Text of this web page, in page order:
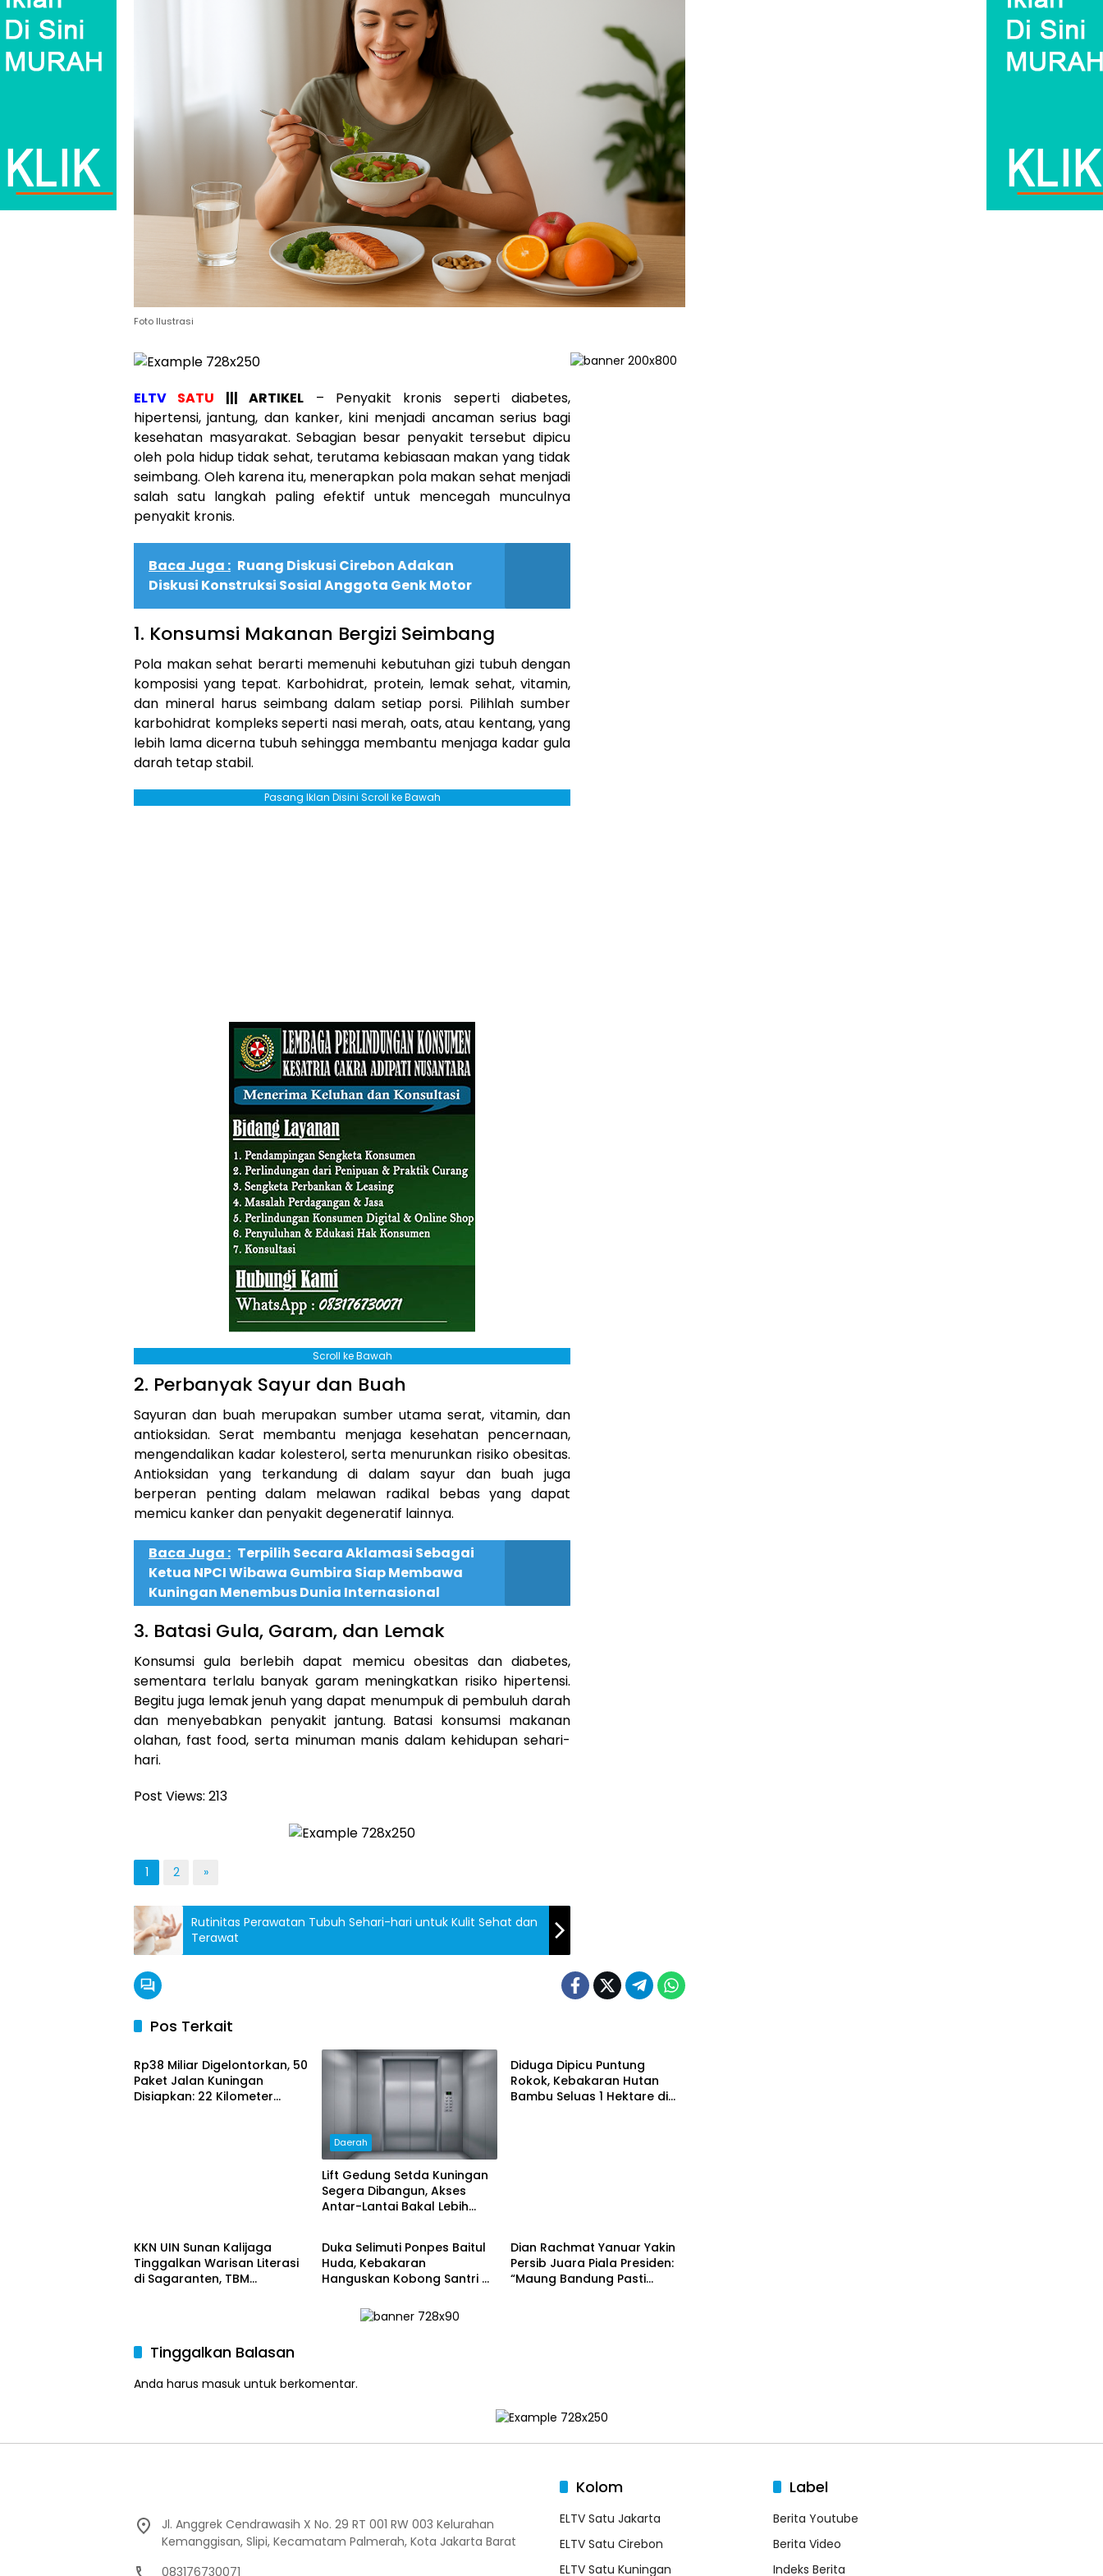
Foto Ilustrasi
ELTV SATU ||| ARTIKEL – Penyakit kronis seperti diabetes,
hipertensi, jantung, dan kanker, kini menjadi ancaman serius bagi
kesehatan masyarakat. Sebagian besar penyakit tersebut dipicu
oleh pola hidup tidak sehat, terutama kebiasaan makan yang tidak
seimbang. Oleh karena itu, menerapkan pola makan sehat menjadi
salah satu langkah paling efektif untuk mencegah munculnya
penyakit kronis.
Baca Juga : Ruang Diskusi Cirebon Adakan
Diskusi Konstruksi Sosial Anggota Genk Motor
1. Konsumsi Makanan Bergizi Seimbang
Pola makan sehat berarti memenuhi kebutuhan gizi tubuh dengan
komposisi yang tepat. Karbohidrat, protein, lemak sehat, vitamin,
dan mineral harus seimbang dalam setiap porsi. Pilihlah sumber
karbohidrat kompleks seperti nasi merah, oats, atau kentang, yang
lebih lama dicerna tubuh sehingga membantu menjaga kadar gula
darah tetap stabil.
Pasang Iklan Disini Scroll ke Bawah
Scroll ke Bawah
2. Perbanyak Sayur dan Buah
Sayuran dan buah merupakan sumber utama serat, vitamin, dan
antioksidan. Serat membantu menjaga kesehatan pencernaan,
mengendalikan kadar kolesterol, serta menurunkan risiko obesitas.
Antioksidan yang terkandung di dalam sayur dan buah juga
berperan penting dalam melawan radikal bebas yang dapat
memicu kanker dan penyakit degeneratif lainnya.
Baca Juga : Terpilih Secara Aklamasi Sebagai
Ketua NPCI Wibawa Gumbira Siap Membawa
Kuningan Menembus Dunia Internasional
3. Batasi Gula, Garam, dan Lemak
Konsumsi gula berlebih dapat memicu obesitas dan diabetes,
sementara terlalu banyak garam meningkatkan risiko hipertensi.
Begitu juga lemak jenuh yang dapat menumpuk di pembuluh darah
dan menyebabkan penyakit jantung. Batasi konsumsi makanan
olahan, fast food, serta minuman manis dalam kehidupan sehari-
hari.
Post Views: 213
1 2 »
Rutinitas Perawatan Tubuh Sehari-hari untuk Kulit Sehat dan
Terawat
Pos Terkait
Daerah
Rp38 Miliar Digelontorkan, 50
Paket Jalan Kuningan
Disiapkan: 22 Kilometer
Daerah
Lift Gedung Setda Kuningan
Segera Dibangun, Akses
Antar-Lantai Bakal Lebih
Diduga Dipicu Puntung
Rokok, Kebakaran Hutan
Bambu Seluas 1 Hektare di
KKN UIN Sunan Kalijaga
Tinggalkan Warisan Literasi
di Sagaranten, TBM
Daerah
Duka Selimuti Ponpes Baitul
Huda, Kebakaran
Hanguskan Kobong Santri di
Rp80 Juta
Dian Rachmat Yanuar Yakin
Persib Juara Piala Presiden:
“Maung Bandung Pasti
Tinggalkan Balasan
Anda harus masuk untuk berkomentar.
Jl. Anggrek Cendrawasih X No. 29 RT 001 RW 003 Kelurahan
Kemanggisan, Slipi, Kecamatam Palmerah, Kota Jakarta Barat
083176730071
Kolom
ELTV Satu Jakarta
ELTV Satu Cirebon
ELTV Satu Kuningan
Label
Berita Youtube
Berita Video
Indeks Berita